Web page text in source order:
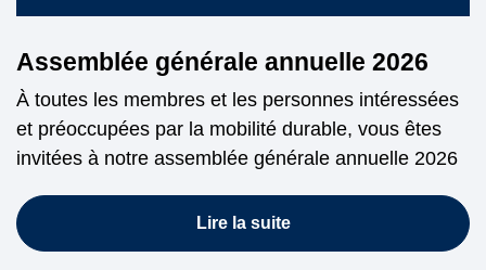
Assemblée générale annuelle 2026
À toutes les membres et les personnes intéressées
et préoccupées par la mobilité durable, vous êtes
invitées à notre assemblée générale annuelle 2026
Lire la suite